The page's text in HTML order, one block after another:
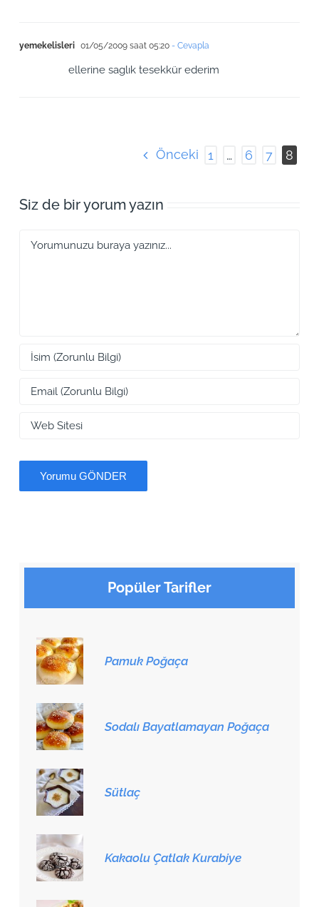
yemekelisleri 01/05/2009 saat 05:20- Cevapla
ellerine saglık tesekkür ederim
Önceki 1 … 6 7 8
Siz de bir yorum yazın
Popüler Tarifler
Pamuk Poğaça
Sodalı Bayatlamayan Poğaça
Sütlaç
Kakaolu Çatlak Kurabiye